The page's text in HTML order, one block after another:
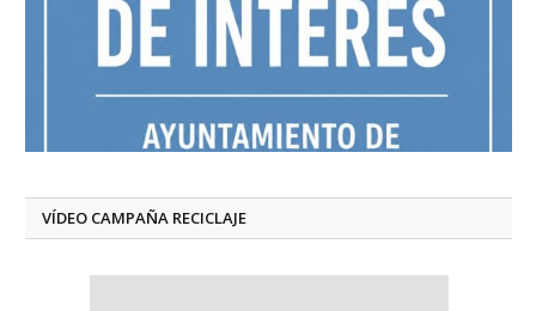
VÍDEO CAMPAÑA RECICLAJE